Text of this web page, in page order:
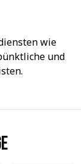
wie
und